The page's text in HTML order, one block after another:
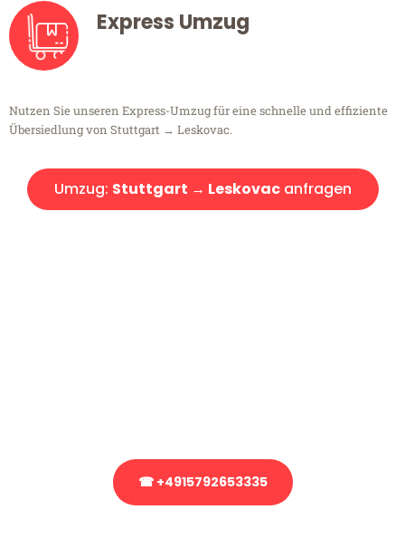
Express Umzug
Nutzen Sie unseren Express-Umzug für eine schnelle und effiziente
Übersiedlung von Stuttgart → Leskovac.
Umzug: Stuttgart → Leskovacanfragen
☎ +4915792653335